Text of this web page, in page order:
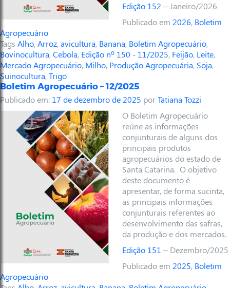
Edição 152 – Janeiro/2026
Publicado em 2026, Boletim
Agropecuário
Tags Alho,Arroz,avicultura, Banana, Boletim Agropecuário,
Bovinocultura,Cebola, Edição nº 150 - 11/2025, Feijão, Leite,
Mercado Agropecuário, Milho, Produção Agropecuária, Soja,
Suinocultura,Trigo
Boletim Agropecuário – 12/2025
Publicado em: 17 de dezembro de 2025 porTatiana Tozzi
O Boletim Agropecuário
reúne as informações
conjunturais de alguns dos
principais produtos
agropecuários do estado de
Santa Catarina. O objetivo
deste documento é
apresentar, de forma sucinta,
as principais informações
conjunturais referentes ao
desenvolvimento das safras,
da produção e dos mercados.
Edição 151 – Dezembro/2025
Publicado em 2025, Boletim
Agropecuário